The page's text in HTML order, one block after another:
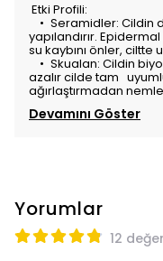
Etki Profili:
• Seramidler: Cildin
yapılandırır.
su kaybını önler,
• Skualan: Cildin
azalır cilde tam
ağırlaştırmadan
Devamını Göster
Yorumlar
12